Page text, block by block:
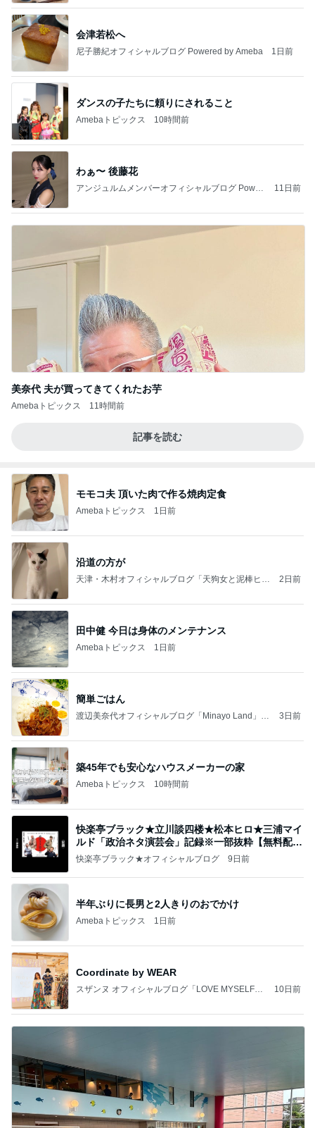
会津若松へ
尼子勝紀オフィシャルブログ Powered by Ameba 1日前
ダンスの子たちに頼りにされること
Amebaトピックス 10時間前
わぁ〜 後藤花
アンジュルムメンバーオフィシャルブログ Power
11日前
美奈代 夫が買ってきてくれたお芋
Amebaトピックス 11時間前
記事を読む
モモコ夫 頂いた肉で作る焼肉定食
Amebaトピックス 1日前
沿道の方が
天津・木村オフィシャルブログ「天狗女と泥棒ヒゲ
2日前
田中健 今日は身体のメンテナンス
Amebaトピックス 1日前
簡単ごはん
渡辺美奈代オフィシャルブログ「Minayo Land」P
3日前
築45年でも安心なハウスメーカーの家
Amebaトピックス 10時間前
快楽亭ブラック★立川談四楼★松本ヒロ★三浦マイ
ルド「政治ネタ演芸会」記録※一部抜粋【無料配
信】
快楽亭ブラック★オフィシャルブログ 9日前
半年ぶりに長男と2人きりのおでかけ
Amebaトピックス 1日前
Coordinate by WEAR
スザンヌ オフィシャルブログ「LOVE MYSELF」
10日前